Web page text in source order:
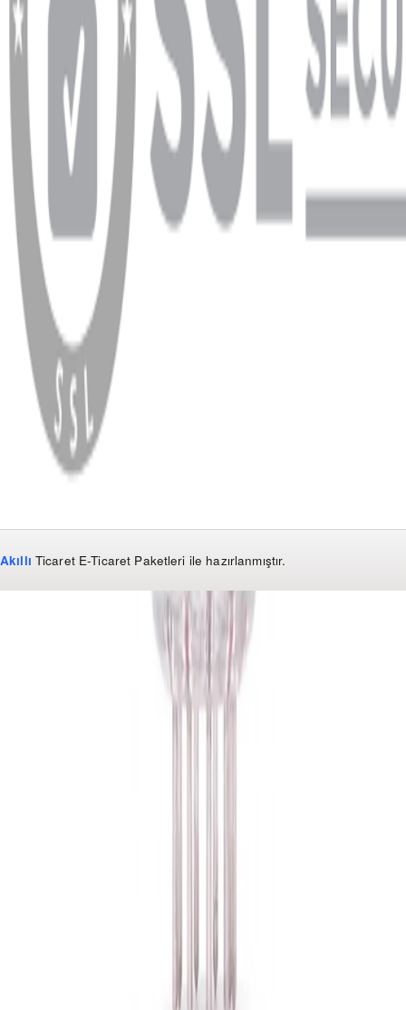
WhatsApp Facebook
Copyright
2026 Dükkan Hifi
Akıllı Ticaret E-Ticaret Paketleri ile hazırlanmıştır.